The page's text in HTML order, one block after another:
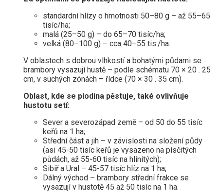
standardní hlízy o hmotnosti 50–80 g – až 55–65
tisíc/ha;
malá (25–50 g) – do 65–70 tisíc/ha;
velká (80–100 g) – cca 40–55 tis./ha.
V oblastech s dobrou vlhkostí a bohatými půdami se
brambory vysazují hustě – podle schématu 70 × 20 . 25
cm, v suchých zónách – řídce (70 × 30 . 35 cm).
Oblast, kde se plodina pěstuje, také ovlivňuje
hustotu setí:
Sever a severozápad země – od 50 do 55 tisíc
keřů na 1 ha;
Střední část a jih – v závislosti na složení půdy
(asi 45-50 tisíc keřů je vysazeno na písčitých
půdách, až 55-60 tisíc na hlinitých);
Sibiř a Ural – 45-57 tisíc hlíz na 1 ha;
Dálný východ – brambory střední frakce se
vysazují v hustotě 45 až 50 tisíc na 1 ha.